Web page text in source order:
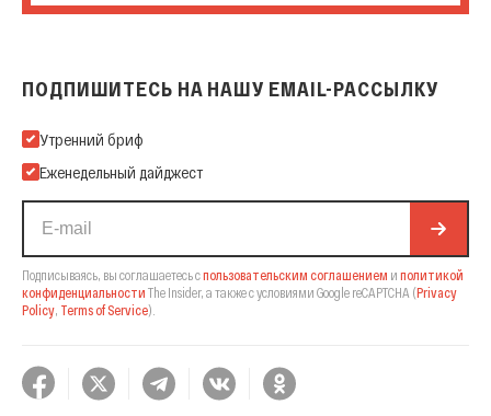
ПОДПИШИТЕСЬ НА НАШУ EMAIL-РАССЫЛКУ
Подпишитесь на нашу Email-рассылку
Утренний бриф
Еженедельный дайджест
Подписываясь, вы соглашаетесь спользовательским соглашением и политикой
конфиденциальности The Insider, а также с условиями Google reCAPTCHA (Privacy
Policy, Terms of Service).